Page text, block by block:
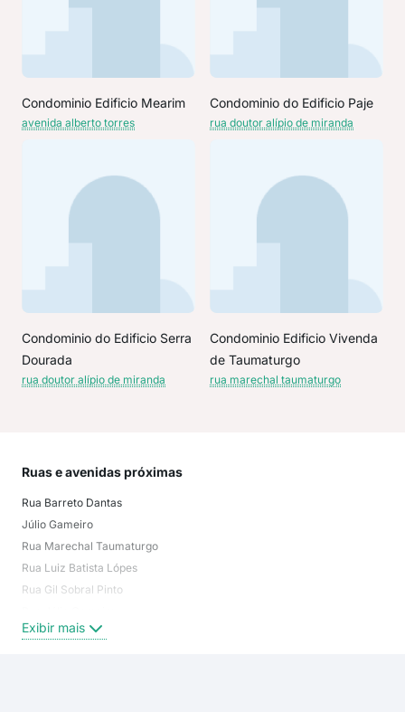
Condominio Edificio Mearim
avenida alberto torres
Condominio do Edificio Paje
rua doutor alípio de miranda
Condominio do Edificio Serra
Dourada
rua doutor alípio de miranda
Condominio Edificio Vivenda
de Taumaturgo
rua marechal taumaturgo
Ruas e avenidas próximas
Rua Barreto Dantas
Júlio Gameiro
Rua Marechal Taumaturgo
Rua Luiz Batista Lópes
Rua Gil Sobral Pinto
Rua Olavo de Araújo
Exibir mais